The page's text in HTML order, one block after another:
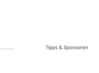
Tipps & Sponsoren